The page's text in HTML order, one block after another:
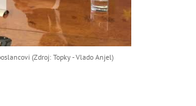
(Zdroj: Topky - Vlado Anjel)